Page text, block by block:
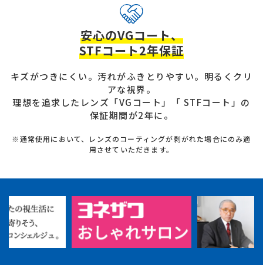
安心のVGコート、
STFコート2年保証
キズがつきにくい。汚れがふきとりやすい。明るくクリ
アな視界。
理想を追求したレンズ「VGコート」「 STFコート」の
保証期間が2年に。
※通常使用において、レンズのコーティングが剥がれた場合にのみ適
用させていただきます。